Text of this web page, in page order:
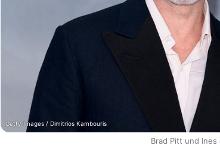
Getty Images / Dimitrios Kambouris
Brad Pitt und Ines